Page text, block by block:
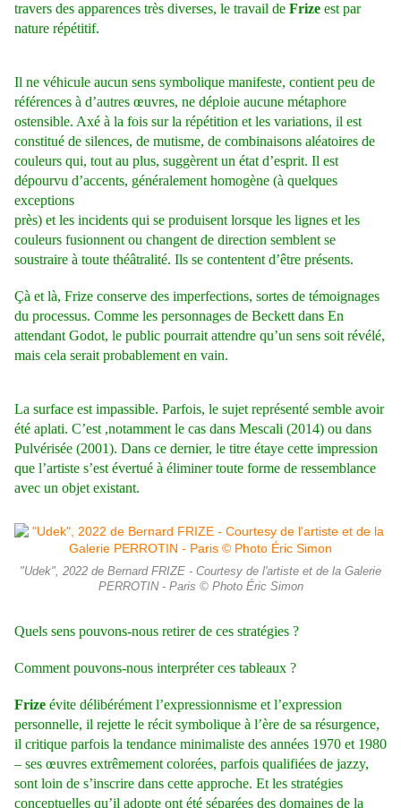
travers des apparences très diverses, le travail de Frize est par
nature répétitif.
Il ne véhicule aucun sens symbolique manifeste, contient peu de
références à d’autres œuvres, ne déploie aucune métaphore
ostensible. Axé à la fois sur la répétition et les variations, il est
constitué de silences, de mutisme, de combinaisons aléatoires de
couleurs qui, tout au plus, suggèrent un état d’esprit. Il est
dépourvu d’accents, généralement homogène (à quelques
exceptions
près) et les incidents qui se produisent lorsque les lignes et les
couleurs fusionnent ou changent de direction semblent se
soustraire à toute théâtralité. Ils se contentent d’être présents.
Çà et là, Frize conserve des imperfections, sortes de témoignages
du processus. Comme les personnages de Beckett dans En
attendant Godot, le public pourrait attendre qu’un sens soit révélé,
mais cela serait probablement en vain.
La surface est impassible. Parfois, le sujet représenté semble avoir
été aplati. C’est ,notamment le cas dans Mescali (2014) ou dans
Pulvérisée (2001). Dans ce dernier, le titre étaye cette impression
que l’artiste s’est évertué à éliminer toute forme de ressemblance
avec un objet existant.
"Udek", 2022 de Bernard FRIZE - Courtesy de l'artiste et de la Galerie
PERROTIN - Paris © Photo Éric Simon
Quels sens pouvons-nous retirer de ces stratégies ?
Comment pouvons-nous interpréter ces tableaux ?
Frize évite délibérément l’expressionnisme et l’expression
personnelle, il rejette le récit symbolique à l’ère de sa résurgence,
il critique parfois la tendance minimaliste des années 1970 et 1980
– ses œuvres extrêmement colorées, parfois qualifiées de jazzy,
sont loin de s’inscrire dans cette approche. Et les stratégies
conceptuelles qu’il adopte ont été séparées des domaines de la